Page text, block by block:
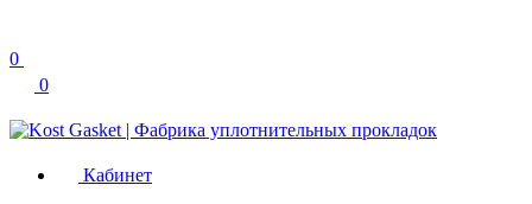
0
0
Кабинет